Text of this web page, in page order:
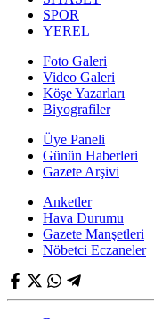
SPOR
YEREL
Foto Galeri
Video Galeri
Köşe Yazarları
Biyografiler
Üye Paneli
Günün Haberleri
Gazete Arşivi
Anketler
Hava Durumu
Gazete Manşetleri
Nöbetci Eczaneler